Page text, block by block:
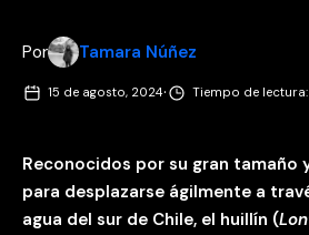
Por Tamara Núñez
15 de agosto, 2024· Tiempo de
Reconocidos por su gran tamaño
para desplazarse ágilmente a
agua del sur de Chile, el huillín (